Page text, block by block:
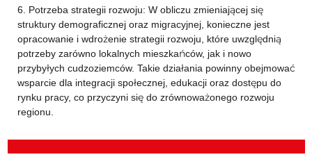
6. Potrzeba strategii rozwoju: W obliczu zmieniającej się
struktury demograficznej oraz migracyjnej, konieczne jest
opracowanie i wdrożenie strategii rozwoju, które uwzględnią
potrzeby zarówno lokalnych mieszkańców, jak i nowo
przybyłych cudzoziemców. Takie działania powinny obejmować
wsparcie dla integracji społecznej, edukacji oraz dostępu do
rynku pracy, co przyczyni się do zrównoważonego rozwoju
regionu.